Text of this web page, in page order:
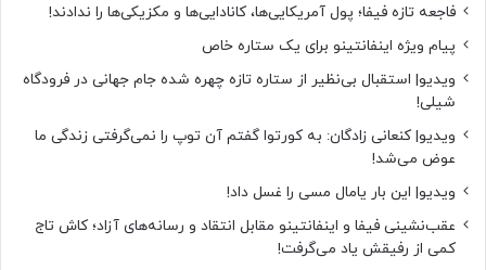
فاجعه تازه فیفا؛ پول آمریکایی‌ها، کانادایی‌ها و مکزیکی‌ها را ندادند!
پیام ویژه اینفانتینو برای یک ستاره خاص
ویدیو| استقبال بی‌نظیر از ستاره تازه چهره شده جام جهانی در فرودگاه
شیلی!
ویدیو| کنعانی زادگان: به کورتوا گفتم آن توپ را نمی‌گرفتی زندگی ما
عوض می‌شد!
ویدیو| این بار یامال مسی را غسل داد!
عقب‌نشینی فیفا و اینفانتینو مقابل انتقاد و رسانه‌های آزاد؛ کاش تاج
کمی از رفیقش یاد می‌گرفت!